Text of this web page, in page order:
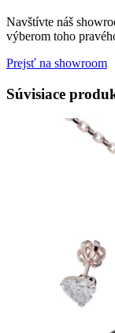
Zásnubné
Navštívte náš
výberom toho
Prejsť na showroom
Súvisiace